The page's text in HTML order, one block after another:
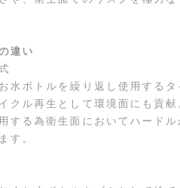
違い
水ボトルを繰り返し使用する
クル再生として環境面にも貢
する為衛生面においてハード
す。